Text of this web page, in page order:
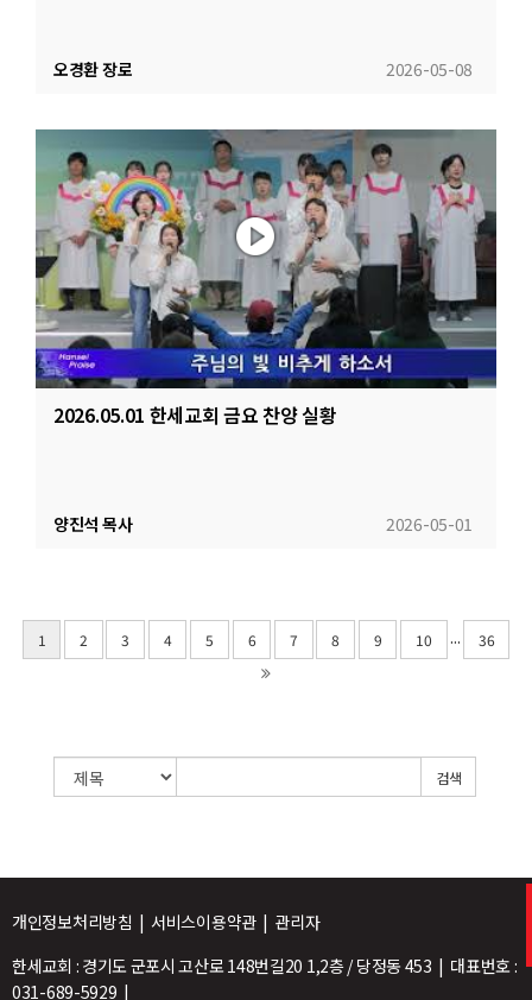
2026-05-08
오경환 장로
2026.05.01 한세교회 금요 찬양 실황
2026-05-01
양진석 목사
1 2 3 4 5 6 7 8 9 10 ... 36
검색
개인정보처리방침 | 서비스이용약관 | 관리자
한세교회 : 경기도 군포시 고산로 148번길20 1,2층 / 당정동 453 | 대표번호 :
031-689-5929 |